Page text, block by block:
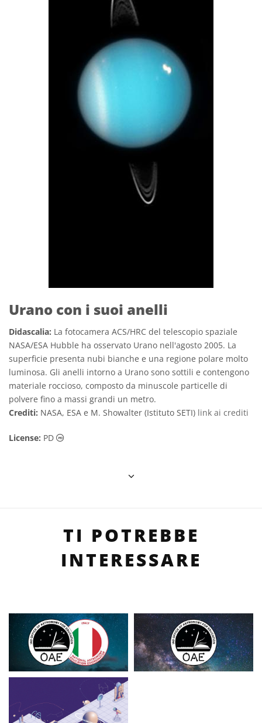
Urano con i suoi anelli
Didascalia: La fotocamera ACS/HRC del telescopio spaziale
NASA/ESA Hubble ha osservato Urano nell'agosto 2005. La
superficie presenta nubi bianche e una regione polare molto
luminosa. Gli anelli intorno a Urano sono sottili e contengono
materiale roccioso, composto da minuscole particelle di
polvere fino a massi grandi un metro.
Crediti: NASA, ESA e M. Showalter (Istituto SETI) link ai crediti
License: PD Dominio Pubblico icone
TI POTREBBE
INTERESSARE